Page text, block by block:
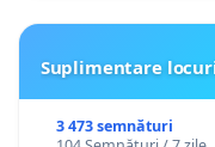
Suplimentare
3 473 semnături